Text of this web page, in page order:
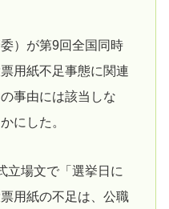
）が第9回全国同時
用紙不足事態に関連
事由には該当しな
にした。
立場文で「選挙日に
用紙の不足は、公職